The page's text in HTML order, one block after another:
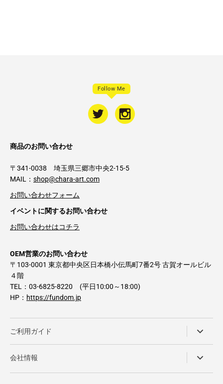
Follow Me
商品のお問い合わせ
〒341-0038 埼玉県三郷市中央2-15-5
MAIL： shop@chara-art.com
お問い合わせフォーム
イベントに関するお問い合わせ
お問い合わせはコチラ
OEM営業のお問い合わせ
〒103-0001 東京都中央区日本橋小伝馬町7番2号 古賀オールビル
４階
TEL：03-6825-8220 (平日10:00～18:00)
HP： https://fundom.jp
ご利用ガイド
会社情報